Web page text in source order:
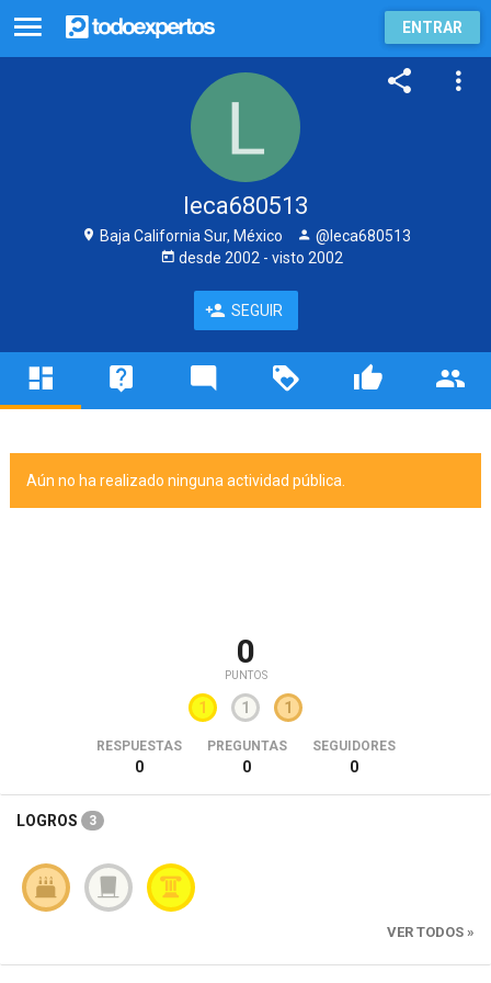
ENTRAR
leca680513
Baja California Sur, México
@leca680513
desde 2002 - visto 2002
SEGUIR
Aún no ha realizado ninguna actividad pública.
0
PUNTOS
1 1 1
RESPUESTAS
0
PREGUNTAS
0
SEGUIDORES
0
LOGROS 3
VER TODOS »